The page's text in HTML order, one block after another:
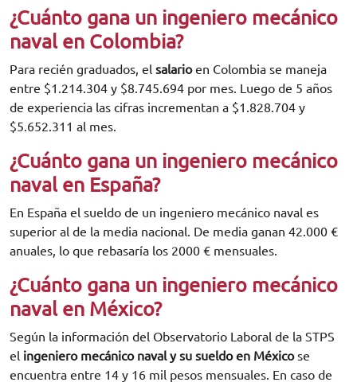
¿Cuánto gana un ingeniero mecánico
naval en Colombia?
Para recién graduados, el salarioen Colombia se maneja
entre $1.214.304 y $8.745.694 por mes. Luego de 5 años
de experiencia las cifras incrementan a $1.828.704 y
$5.652.311 al mes.
¿Cuánto gana un ingeniero mecánico
naval en España?
En España el sueldo de un ingeniero mecánico naval es
superior al de la media nacional. De media ganan 42.000 €
anuales, lo que rebasaría los 2000 € mensuales.
¿Cuánto gana un ingeniero mecánico
naval en México?
Según la información del Observatorio Laboral de la STPS
el ingeniero mecánico naval y su sueldo en Méxicose
encuentra entre 14 y 16 mil pesos mensuales. En caso de